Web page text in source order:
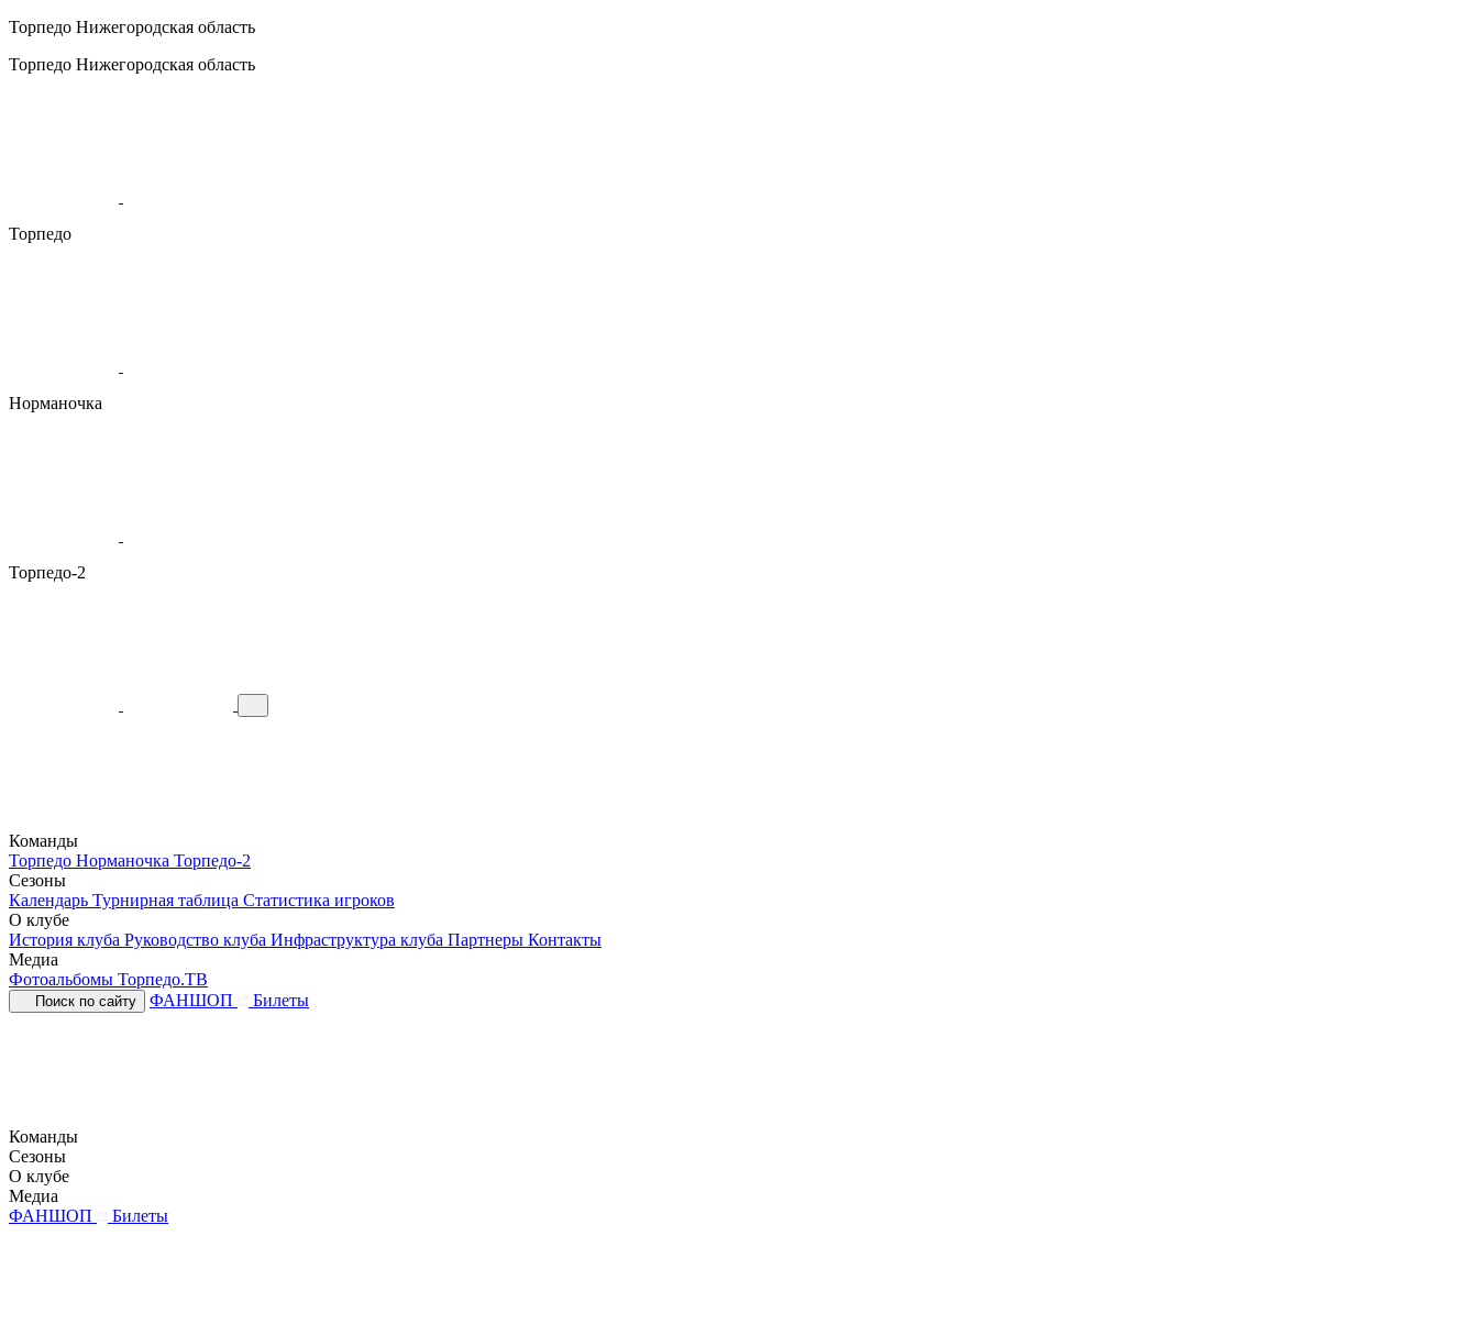
Торпедо Нижегородская область
Торпедо Нижегородская область
Торпедо
Норманочка
Торпедо-2
Команды
Торпедо Норманочка Торпедо-2
Сезоны
Календарь Турнирная таблица Статистика игроков
О клубе
История клуба Руководство клуба Инфраструктура клуба Партнеры Контакты
Медиа
Фотоальбомы Торпедо.ТВ
Поиск по сайту ФАНШОП Билеты
Команды
Сезоны
О клубе
Медиа
ФАНШОП
Билеты